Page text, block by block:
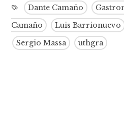
Dante Camaño
Camaño
Luis Barrionuevo
Sergio Massa
uthgra